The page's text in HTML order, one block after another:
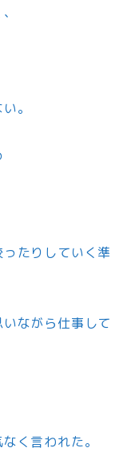
。
たりしていく準
ながら仕事して
く言われた。